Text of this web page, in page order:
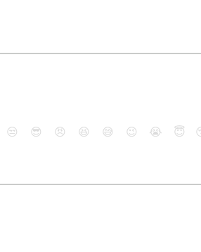
😒 😎 😠 😆 😅 😉 😭 😇